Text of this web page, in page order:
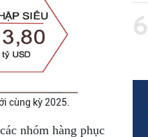
cùng kỳ 2025.
nhóm hàng phục
6